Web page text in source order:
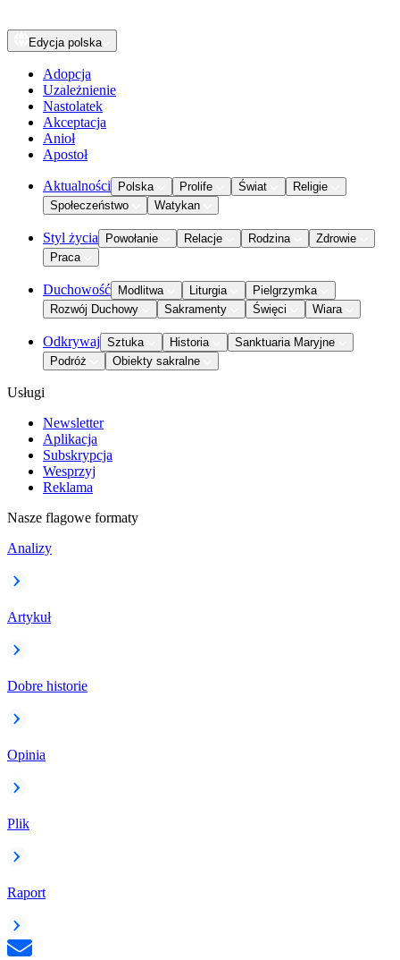
Edycja polska
Adopcja
Uzależnienie
Nastolatek
Akceptacja
Anioł
Apostoł
Aktualności Polska Prolife Świat
Religie
Społeczeństwo
Watykan
Styl życia Powołanie Relacje Rodzina
Zdrowie
Praca
Duchowość Modlitwa Liturgia
Pielgrzymka
Rozwój Duchowy
Sakramenty Święci Wiara
Odkrywaj Sztuka Historia
Sanktuaria Maryjne
Podróż
Obiekty sakralne
Usługi
Newsletter
Aplikacja
Subskrypcja
Wesprzyj
Reklama
Nasze flagowe formaty
Analizy
Artykuł
Dobre historie
Opinia
Plik
Raport